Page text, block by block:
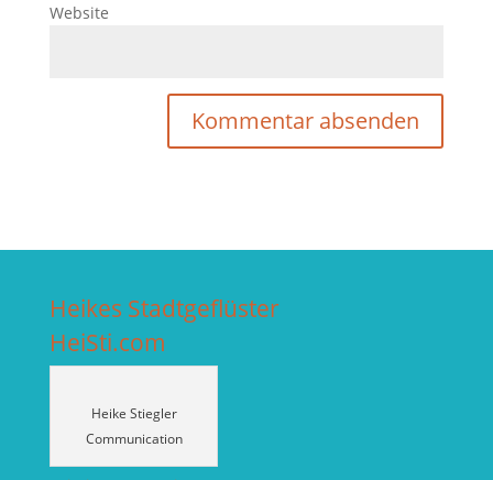
Website
Heikes Stadtgeflüster
HeiSti.com
Heike Stiegler
Communication